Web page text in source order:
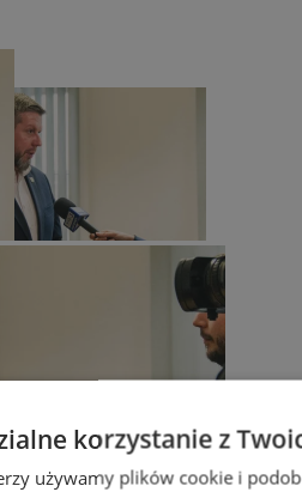
korzystanie z
używamy plików cookie i